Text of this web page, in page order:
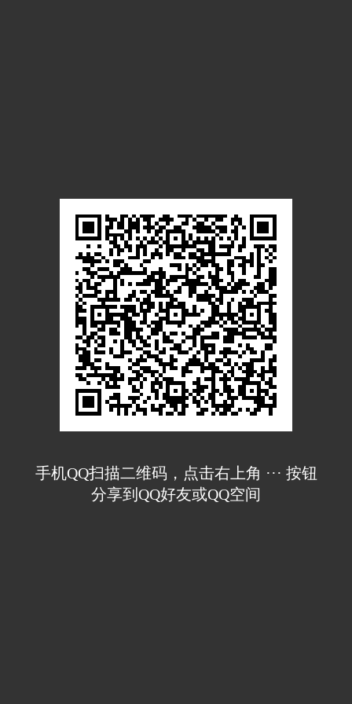
手机QQ扫描二维码，点击右上角 ··· 按钮
分享到QQ好友或QQ空间